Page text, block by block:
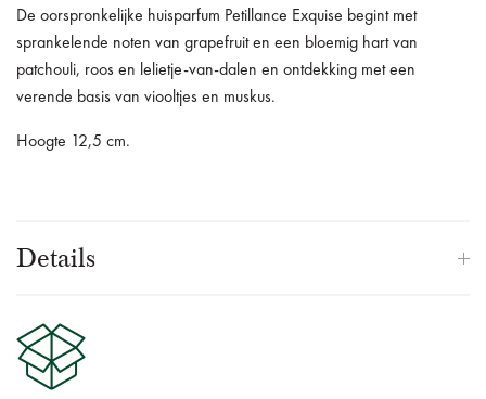
De oorspronkelijke huisparfum Petillance Exquise begint met
sprankelende noten van grapefruit en een bloemig hart van
patchouli, roos en lelietje-van-dalen en ontdekking met een
verende basis van viooltjes en muskus.
Hoogte 12,5 cm.
Details